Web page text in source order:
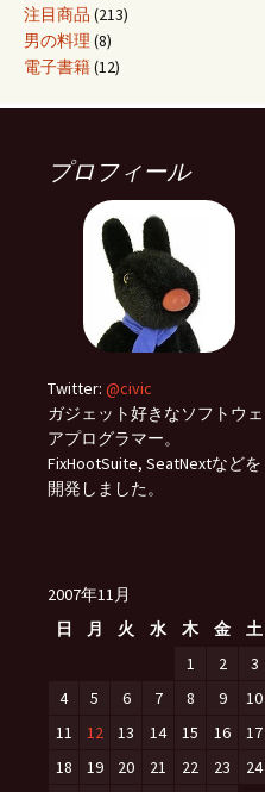
注目商品 (213)
男の料理 (8)
電子書籍(12)
プロフィール
Twitter: @civic
ガジェット好きなソフトウェ
アプログラマー。
FixHootSuite, SeatNextなどを
開発しました。
2007年11月
日
月 火 水 木 金
土
1
2
3
4
5 6 7 8 9
10
11
12 13 14 15 16
17
18
19 20 21 22 23
24